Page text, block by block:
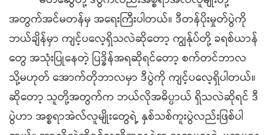
အတွက်အင်မတန်မှ အရေးကြီးပါတယ်။ ဒီတန်ပိုးမှုတ်ပွဲကို
ဘယ်ချိန်မှာ ကျင့်ပလေ့ရှိသလဲဆိုတော့ ကျွန်ုပ်တို့ ခရစ်ယာန်
တွေ အသုံးပြုနေတဲ့ ပြဒ္ခိန်အရဆိုရင်တော့ စက်တင်ဘာလ
သို့မဟုတ် အောက်တိုဘာလမှာ ဒီပွဲကို ကျင့်ပလေ့ရှိပါတယ်။
ဆိုတော့ သူတို့အတွက်က ဘယ်လိုအဓိပ္ပာယ် ရှိသလဲဆိုရင် ဒီ
ပွဲဟာ အစ္စရာအဲလ်လူမျိုးတွေရဲ့ နှစ်သစ်ကူးပွဲလည်းဖြစ်ပါ